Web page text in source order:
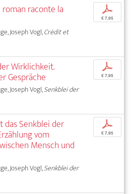
raconte la
Joseph Vogl,Crédit et
p
€ 7,95
Wirklichkeit.
Gespräche
Joseph Vogl,Senkblei der
p
€ 7,95
das Senkblei der
vom
Mensch und
Joseph Vogl,Senkblei der
p
€ 7,95